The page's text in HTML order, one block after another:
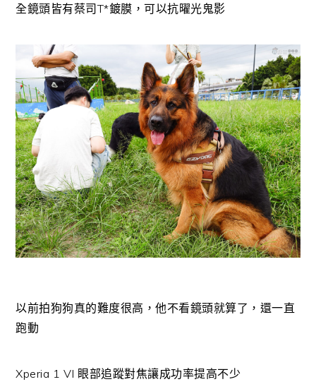
全鏡頭皆有蔡司T*鍍膜，可以抗曜光鬼影
以前拍狗狗真的難度很高，他不看鏡頭就算了，還一直
跑動
Xperia 1 VI 眼部追蹤對焦讓成功率提高不少